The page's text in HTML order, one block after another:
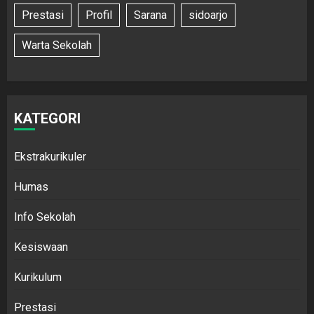
Prestasi Profil Sarana sidoarjo
Warta Sekolah
KATEGORI
Ekstrakurikuler
Humas
Info Sekolah
Kesiswaan
Kurikulum
Prestasi